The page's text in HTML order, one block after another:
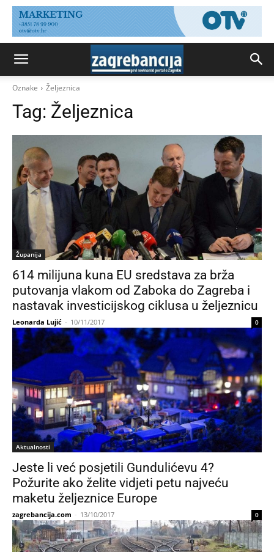
Oznake Željeznica
Tag: Željeznica
Županija
614 milijuna kuna EU sredstava za brža
putovanja vlakom od Zaboka do Zagreba i
nastavak investicijskog ciklusa u željeznicu
Leonarda Lujić - 10/11/2017 0
Aktualnosti
Jeste li već posjetili Gundulićevu 4?
Požurite ako želite vidjeti petu najveću
maketu željeznice Europe
zagrebancija.com - 13/10/2017 0